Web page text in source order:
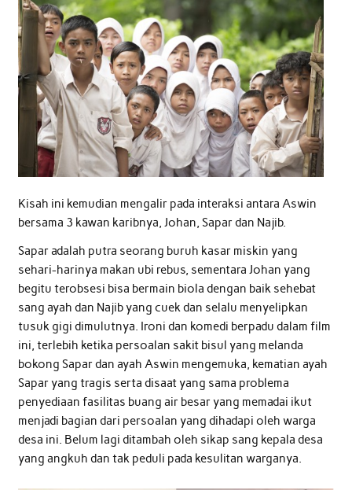
Kisah ini kemudian mengalir pada interaksi antara Aswin
bersama 3 kawan karibnya, Johan, Sapar dan Najib.
Sapar adalah putra seorang buruh kasar miskin yang
sehari-harinya makan ubi rebus, sementara Johan yang
begitu terobsesi bisa bermain biola dengan baik sehebat
sang ayah dan Najib yang cuek dan selalu menyelipkan
tusuk gigi dimulutnya. Ironi dan komedi berpadu dalam film
ini, terlebih ketika persoalan sakit bisul yang melanda
bokong Sapar dan ayah Aswin mengemuka, kematian ayah
Sapar yang tragis serta disaat yang sama problema
penyediaan fasilitas buang air besar yang memadai ikut
menjadi bagian dari persoalan yang dihadapi oleh warga
desa ini. Belum lagi ditambah oleh sikap sang kepala desa
yang angkuh dan tak peduli pada kesulitan warganya.